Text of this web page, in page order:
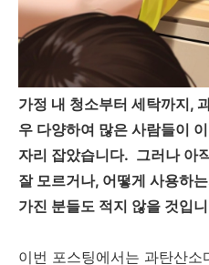
가정 내 청소부터 세탁까지,
우 다양하여 많은 사람들이
자리 잡았습니다. 그러나 아
잘 모르거나, 어떻게 사용하
가진 분들도 적지 않을 것입
이번 포스팅에서는 과탄산소